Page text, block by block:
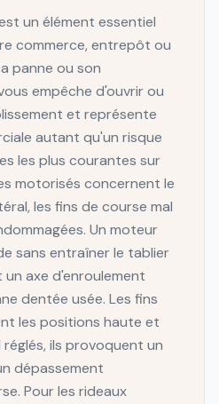
un élément essentiel
commerce, entrepôt ou
panne ou son
empêche d'ouvrir ou
et représente
autant qu'un risque
les plus courantes sur
motorisés concernent le
les fins de course mal
Un moteur
sans entraîner le tablier
un axe d'enroulement
dentée usée. Les fins
les positions haute et
ils provoquent un
dépassement
Pour les rideaux